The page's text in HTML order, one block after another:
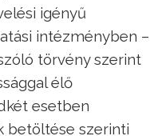
igényű
intézményben –
törvény szerint
élő
esetben
betöltése szerinti